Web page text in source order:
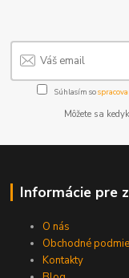
Súhlasím so
Môžete sa
Informácie pre
O nás
Obchodné
Kontakty